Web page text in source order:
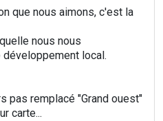
que nous aimons, c'est la
nous nous
local.
pas remplacé "Grand ouest"
carte...